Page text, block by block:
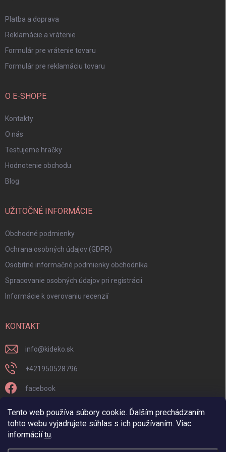
Tento web používa súbory cookie. Ďalším prechádzaním
tohto webu vyjadrujete súhlas s ich používaním. Viac
informáciítu.
Platba a doprava
Reklamácie a vrátenie
Formulár pre vrátenie tovaru
Formulár pre reklamáciu tovaru
O E-SHOPE
Kontakty
O nás
Testujeme hračky
Hodnotenie obchodu
Blog
UŽITOČNÉ INFORMÁCIE
Obchodné podmienky
Ochrana osobných údajov (GDPR)
Osobitné informačné podmienky obchodníka
Spracovanie osobných údajov pri registrácii
Informácie k overovaniu recenzií
KONTAKT
info@kideko.sk
+421950528796
facebook
kideko.sk/